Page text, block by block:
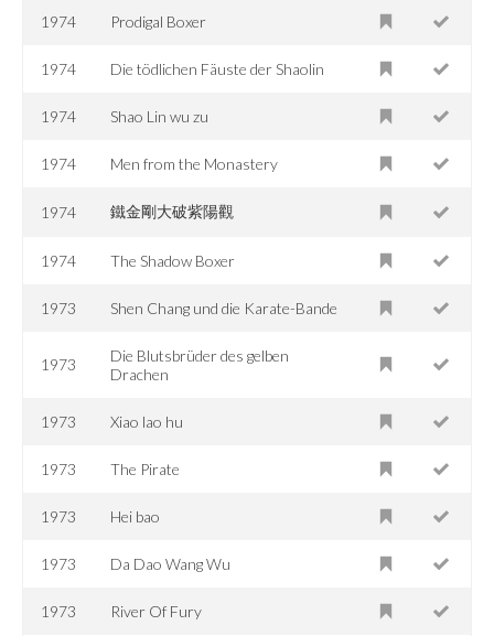
1974 Prodigal Boxer
1974 Die tödlichen Fäuste der Shaolin
1974 Shao Lin wu zu
1974 Men from the Monastery
1974 鐵金剛大破紫陽觀
1974 The Shadow Boxer
1973 Shen Chang und die Karate-Bande
1973
Die Blutsbrüder des gelben
Drachen
1973 Xiao lao hu
1973 The Pirate
1973 Hei bao
1973 Da Dao Wang Wu
1973 River Of Fury